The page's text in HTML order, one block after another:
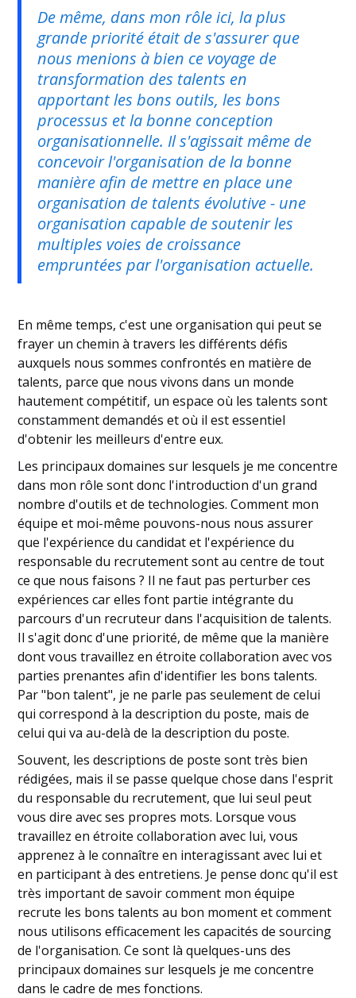
De même, dans mon rôle ici, la plus
grande priorité était de s'assurer que
nous menions à bien ce voyage de
transformation des talents en
apportant les bons outils, les bons
processus et la bonne conception
organisationnelle. Il s'agissait même de
concevoir l'organisation de la bonne
manière afin de mettre en place une
organisation de talents évolutive - une
organisation capable de soutenir les
multiples voies de croissance
empruntées par l'organisation actuelle.
En même temps, c'est une organisation qui peut se
frayer un chemin à travers les différents défis
auxquels nous sommes confrontés en matière de
talents, parce que nous vivons dans un monde
hautement compétitif, un espace où les talents sont
constamment demandés et où il est essentiel
d'obtenir les meilleurs d'entre eux.
Les principaux domaines sur lesquels je me concentre
dans mon rôle sont donc l'introduction d'un grand
nombre d'outils et de technologies. Comment mon
équipe et moi-même pouvons-nous nous assurer
que l'expérience du candidat et l'expérience du
responsable du recrutement sont au centre de tout
ce que nous faisons ? Il ne faut pas perturber ces
expériences car elles font partie intégrante du
parcours d'un recruteur dans l'acquisition de talents.
Il s'agit donc d'une priorité, de même que la manière
dont vous travaillez en étroite collaboration avec vos
parties prenantes afin d'identifier les bons talents.
Par "bon talent", je ne parle pas seulement de celui
qui correspond à la description du poste, mais de
celui qui va au-delà de la description du poste.
Souvent, les descriptions de poste sont très bien
rédigées, mais il se passe quelque chose dans l'esprit
du responsable du recrutement, que lui seul peut
vous dire avec ses propres mots. Lorsque vous
travaillez en étroite collaboration avec lui, vous
apprenez à le connaître en interagissant avec lui et
en participant à des entretiens. Je pense donc qu'il est
très important de savoir comment mon équipe
recrute les bons talents au bon moment et comment
nous utilisons efficacement les capacités de sourcing
de l'organisation. Ce sont là quelques-uns des
principaux domaines sur lesquels je me concentre
dans le cadre de mes fonctions.